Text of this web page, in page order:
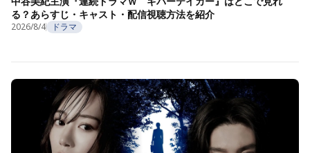
る？あらすじ・キャスト・配信視聴方法を紹介
2026/8/4 ドラマ